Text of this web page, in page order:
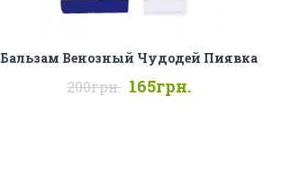
Бальзам Венозный Чудодей Пиявка
200грн. 165грн.